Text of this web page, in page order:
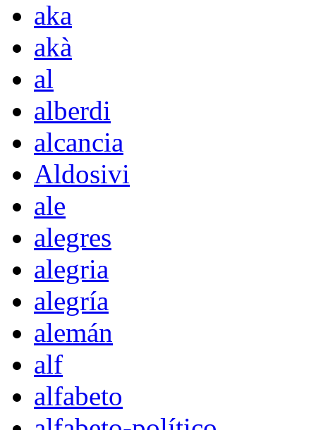
aka
akà
al
alberdi
alcancia
Aldosivi
ale
alegres
alegria
alegría
alemán
alf
alfabeto